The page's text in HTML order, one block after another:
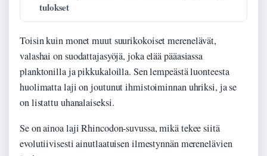
tulokset
Toisin kuin monet muut suurikokoiset merenelävät,
valashai on suodattajasyöjä, joka elää pääasiassa
planktonilla ja pikkukaloilla. Sen lempeästä luonteesta
huolimatta laji on joutunut ihmistoiminnan uhriksi, ja se
on listattu uhanalaiseksi.
Se on ainoa laji Rhincodon-suvussa, mikä tekee siitä
evolutiivisesti ainutlaatuisen ilmestynnän merenelävien